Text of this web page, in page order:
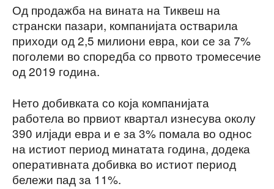
Од продажба на вината на Тиквеш на
странски пазари, компанијата остварила
приходи од 2,5 милиони евра, кои се за 7%
поголеми во споредба со првото тромесечие
од 2019 година.
Нето добивката со која компанијата
работела во првиот квартал изнесува околу
390 илјади евра и е за 3% помала во однос
на истиот период минатата година, додека
оперативната добивка во истиот период
бележи пад за 11%.